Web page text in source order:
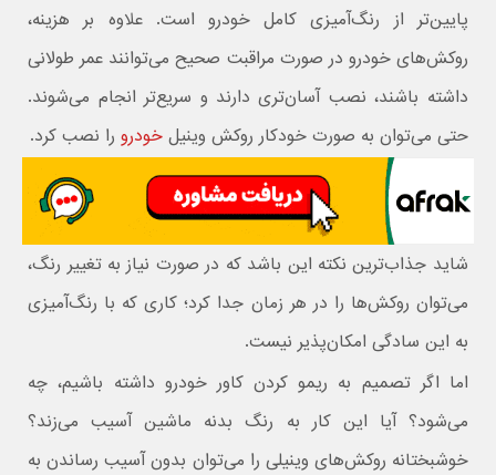
پایین‌تر از رنگ‌آمیزی کامل خودرو است. علاوه بر هزینه،
روکش‌های خودرو در صورت مراقبت صحیح می‌توانند عمر طولانی
داشته باشند، نصب آسان‌تری دارند و سریع‌تر انجام می‌شوند.
حتی می‌توان به صورت خودکار روکش وینیلخودرو را نصب کرد.
شاید جذاب‌ترین نکته این باشد که در صورت نیاز به تغییر رنگ،
می‌توان روکش‌ها را در هر زمان جدا کرد؛ کاری که با رنگ‌آمیزی
به این سادگی امکان‌پذیر نیست.
اما اگر تصمیم به ریمو کردن کاور خودرو داشته باشیم، چه
می‌شود؟ آیا این کار به رنگ بدنه ماشین آسیب می‌زند؟
خوشبختانه روکش‌های وینیلی را می‌توان بدون آسیب رساندن به